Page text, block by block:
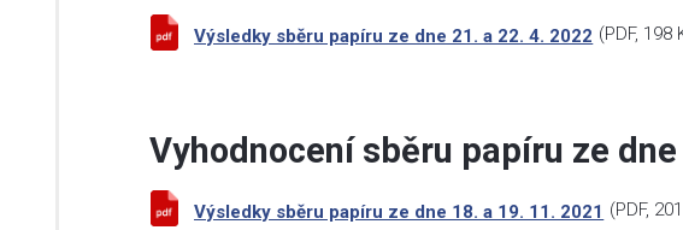
Výsledky sběru papíru ze dne 21. a 22. 4. 2022 (PDF, 198
Vyhodnocení sběru papíru ze
Výsledky sběru papíru ze dne 18. a 19. 11. 2021 (PDF,